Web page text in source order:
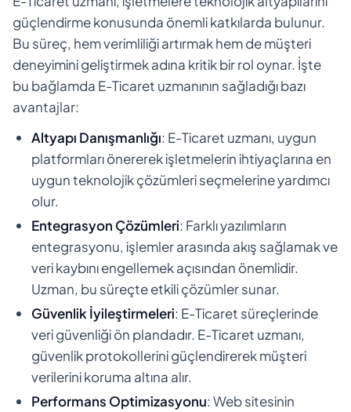
güçlendirme konusunda önemli katkılarda bulunur.
Bu süreç, hem verimliliği artırmak hem de müşteri
deneyimini geliştirmek adına kritik bir rol oynar. İşte
bu bağlamda E-Ticaret uzmanının sağladığı bazı
avantajlar:
Altyapı Danışmanlığı: E-Ticaret uzmanı, uygun
platformları önererek işletmelerin ihtiyaçlarına en
uygun teknolojik çözümleri seçmelerine yardımcı
olur.
Entegrasyon Çözümleri: Farklı yazılımların
entegrasyonu, işlemler arasında akış sağlamak ve
veri kaybını engellemek açısından önemlidir.
Uzman, bu süreçte etkili çözümler sunar.
Güvenlik İyileştirmeleri: E-Ticaret süreçlerinde
veri güvenliği ön plandadır. E-Ticaret uzmanı,
güvenlik protokollerini güçlendirerek müşteri
verilerini koruma altına alır.
Performans Optimizasyonu: Web sitesinin